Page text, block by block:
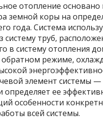
отопление
земной коры на
года. Система
систему труб,
в систему отопления
режиме,
элемент системы
определяет ее
особенности
всей системы.